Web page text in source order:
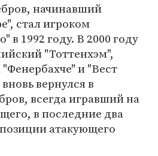
начинавший
стал игроком
в 1992 году. В 2000 году
"Тоттенхэм",
"Фенербахче" и "Вест
вернулся в
всегда игравший на
в последние два
атакующего